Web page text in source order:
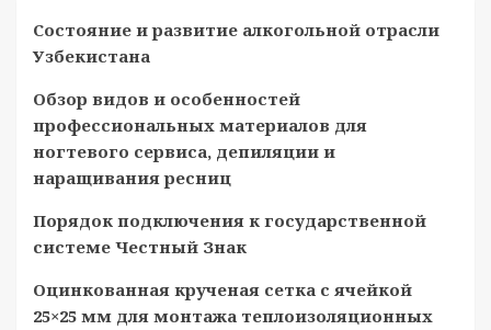
Состояние и развитие алкогольной отрасли
Узбекистана
Обзор видов и особенностей
профессиональных материалов для
ногтевого сервиса, депиляции и
наращивания ресниц
Порядок подключения к государственной
системе Честный Знак
Оцинкованная крученая сетка с ячейкой
25×25 мм для монтажа теплоизоляционных